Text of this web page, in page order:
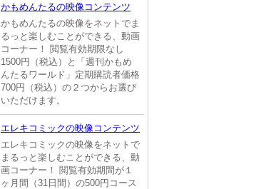
かもめんたるの映像コンテンツ
かもめんたるの映像をネットでま
るっと楽しむことができる、動画
コーナー！ 閲覧有効期限なし
1500円（税込）と「週刊かもめ
んたるワールド」定期購読者価格
700円（税込）の２つからお選び
いただけます。
エレキコミックの映像コンテンツ
エレキコミックの映像をネットで
まるっと楽しむことができる、動
画コーナー！ 閲覧有効期間が１
ヶ月間（31日間）の500円コース